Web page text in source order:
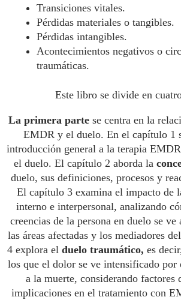
Transiciones vitales.
Pérdidas materiales o tangibles.
Pérdidas intangibles.
Acontecimientos negativos o
traumáticas.
Este libro se divide en
La primera parte se centra en la
EMDR y el duelo. En el capítulo 1
introducción general a la terapia
el duelo. El capítulo 2 aborda la
duelo, sus definiciones, procesos y
El capítulo 3 examina el impacto de
interno e interpersonal, analizando
creencias de la persona en duelo se
las áreas afectadas y los mediadores
4 explora el duelo traumático, es
los que el dolor se ve intensificado por
a la muerte, considerando factores
implicaciones en el tratamiento con